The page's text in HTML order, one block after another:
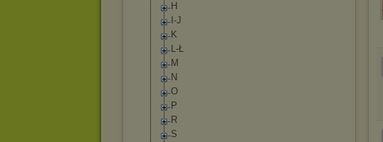
H
I-J
K
L-Ł
M
N
O
P
R
S